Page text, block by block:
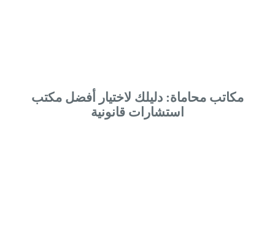
مكاتب محاماة: دليلك لاختيار أفضل مكتب
استشارات قانونية